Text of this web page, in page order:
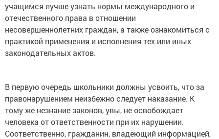
учащимся лучше узнать нормы международного и
отечественного права в отношении
несовершеннолетних граждан, а также ознакомиться с
практикой применения и исполнения тех или иных
законодательных актов.
В первую очередь школьники должны усвоить, что за
правонарушением неизбежно следует наказание. К
тому же незнание законов, увы, не освобождает
человека от ответственности при их нарушении.
Соответственно, гражданин, владеющий информацией,